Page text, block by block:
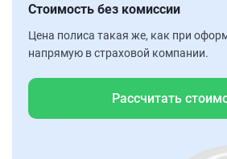
Стоимость без комиссии
Цена полиса такая же, как при
напрямую в страховой компании.
Рассчитать